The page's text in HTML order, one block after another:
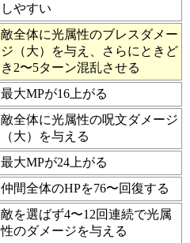
しやすい
敵全体に光属性のブレスダメー
ジ（大）を与え、さらにときど
き2〜5ターン混乱させる
最大MPが16上がる
敵全体に光属性の呪文ダメージ
（大）を与える
最大MPが24上がる
仲間全体のHPを76〜回復する
敵を選ばず4〜12回連続で光属
性のダメージを与える